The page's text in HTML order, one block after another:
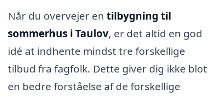
Når du overvejer en tilbygning til
sommerhus i Taulov, er det altid en god
idé at indhente mindst tre forskellige
tilbud fra fagfolk. Dette giver dig ikke blot
en bedre forståelse af de forskellige